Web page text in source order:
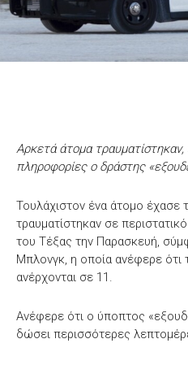
Αρκετά άτομα
πληροφορίες ο δράστης
Τουλάχιστον ένα άτομο έχασε
τραυματίστηκαν σε
του Τέξας την Παρασκευή,
Μπλονγκ, η οποία ανέφερε ότι
ανέρχονται σε 11.
Ανέφερε ότι ο ύποπτος
δώσει περισσότερες